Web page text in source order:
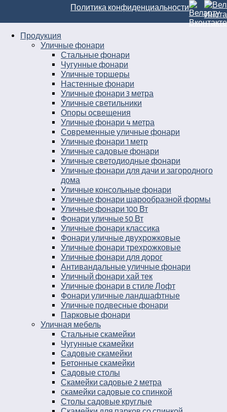
Политика конфиденциальности
Продукция
Уличные фонари
Стальные фонари
Чугунные фонари
Уличные торшеры
Настенные фонари
Уличные фонари 3 метра
Уличные светильники
Опоры освещения
Уличные фонари 4 метра
Современные уличные фонари
Уличные фонари 1 метр
Уличные садовые фонари
Уличные светодиодные фонари
Уличные фонари для дачи и загородного
дома
Уличные консольные фонари
Уличные фонари шарообразной формы
Уличные фонари 100 Вт
Фонари уличные 50 Вт
Уличные фонари классика
Фонари уличные двухрожковые
Уличные фонари трехрожковые
Уличные фонари для дорог
Антивандальные уличные фонари
Уличный фонари хай тек
Уличные фонари в стиле Лофт
Фонари уличные ландшафтные
Уличные подвесные фонари
Парковые фонари
Уличная мебель
Стальные скамейки
Чугунные скамейки
Садовые скамейки
Бетонные скамейки
Садовые столы
Скамейки садовые 2 метра
Cкамейки садовые со спинкой
Столы садовые круглые